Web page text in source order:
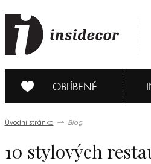
OBLÍBENÉ
Úvodní stránka Blog
10 stylových